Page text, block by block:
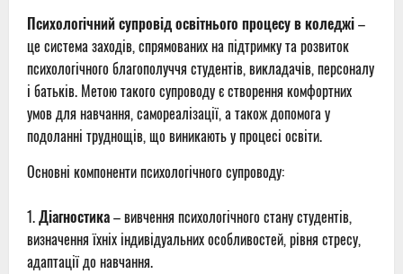
Психологічний супровід освітнього процесу в коледжі–
це система заходів, спрямованих на підтримку та розвиток
психологічного благополуччя студентів, викладачів, персоналу
і батьків. Метою такого супроводу є створення комфортних
умов для навчання, самореалізації, а також допомога у
подоланні труднощів, що виникають у процесі освіти.
Основні компоненти психологічного супроводу:
Діагностика– вивчення психологічного стану студентів,
визначення їхніх індивідуальних особливостей, рівня стресу,
адаптації до навчання.